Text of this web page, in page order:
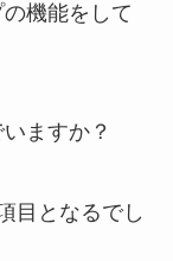
機能をして
ますか？
目となるでし